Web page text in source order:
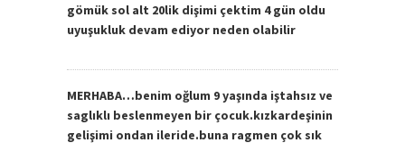
gömük sol alt 20lik dişimi çektim 4 gün oldu
uyuşukluk devam ediyor neden olabilir
MERHABA…benim oğlum 9 yaşında iştahsız ve
saglıklı beslenmeyen bir çocuk.kızkardeşinin
gelişimi ondan ileride.buna ragmen çok sık